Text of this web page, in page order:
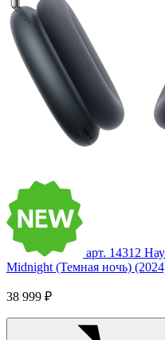
арт. 14312
Midnight (Темная ночь)
38 999 ₽